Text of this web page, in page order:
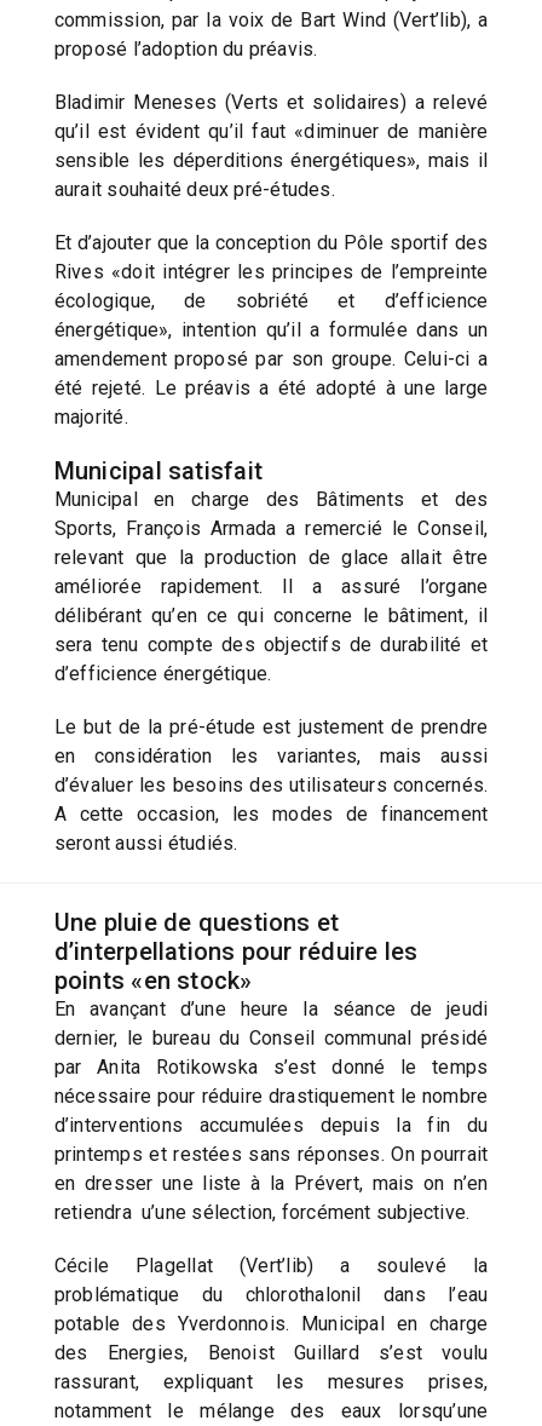
commission, par la voix de Bart Wind (Vert’lib), a
proposé l’adoption du préavis.
Bladimir Meneses (Verts et solidaires) a relevé
qu’il est évident qu’il faut «diminuer de manière
sensible les déperditions énergétiques», mais il
aurait souhaité deux pré-études.
Et d’ajouter que la conception du Pôle sportif des
Rives «doit intégrer les principes de l’empreinte
écologique, de sobriété et d’efficience
énergétique», intention qu’il a formulée dans un
amendement proposé par son groupe. Celui-ci a
été rejeté. Le préavis a été adopté à une large
majorité.
Municipal satisfait
Municipal en charge des Bâtiments et des
Sports, François Armada a remercié le Conseil,
relevant que la production de glace allait être
améliorée rapidement. Il a assuré l’organe
délibérant qu’en ce qui concerne le bâtiment, il
sera tenu compte des objectifs de durabilité et
d’efficience énergétique.
Le but de la pré-étude est justement de prendre
en considération les variantes, mais aussi
d’évaluer les besoins des utilisateurs concernés.
A cette occasion, les modes de financement
seront aussi étudiés.
Une pluie de questions et
d’interpellations pour réduire les
points «en stock»
En avançant d’une heure la séance de jeudi
dernier, le bureau du Conseil communal présidé
par Anita Rotikowska s’est donné le temps
nécessaire pour réduire drastiquement le nombre
d’interventions accumulées depuis la fin du
printemps et restées sans réponses. On pourrait
en dresser une liste à la Prévert, mais on n’en
retiendra u’une sélection, forcément subjective.
Cécile Plagellat (Vert’lib) a soulevé la
problématique du chlorothalonil dans l’eau
potable des Yverdonnois. Municipal en charge
des Energies, Benoist Guillard s’est voulu
rassurant, expliquant les mesures prises,
notamment le mélange des eaux lorsqu’une